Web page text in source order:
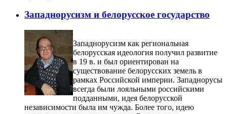
Западнорусизм и белорусское государство
Западнорусизм как региональная
белорусская идеология получил развитие
в 19 в. и был ориентирован на
существование белорусских земель в
рамках Российской империи. Западнорусы
всегда были лояльными российскими
подданными, идея белорусской
независимости была им чужда. Более того, идею